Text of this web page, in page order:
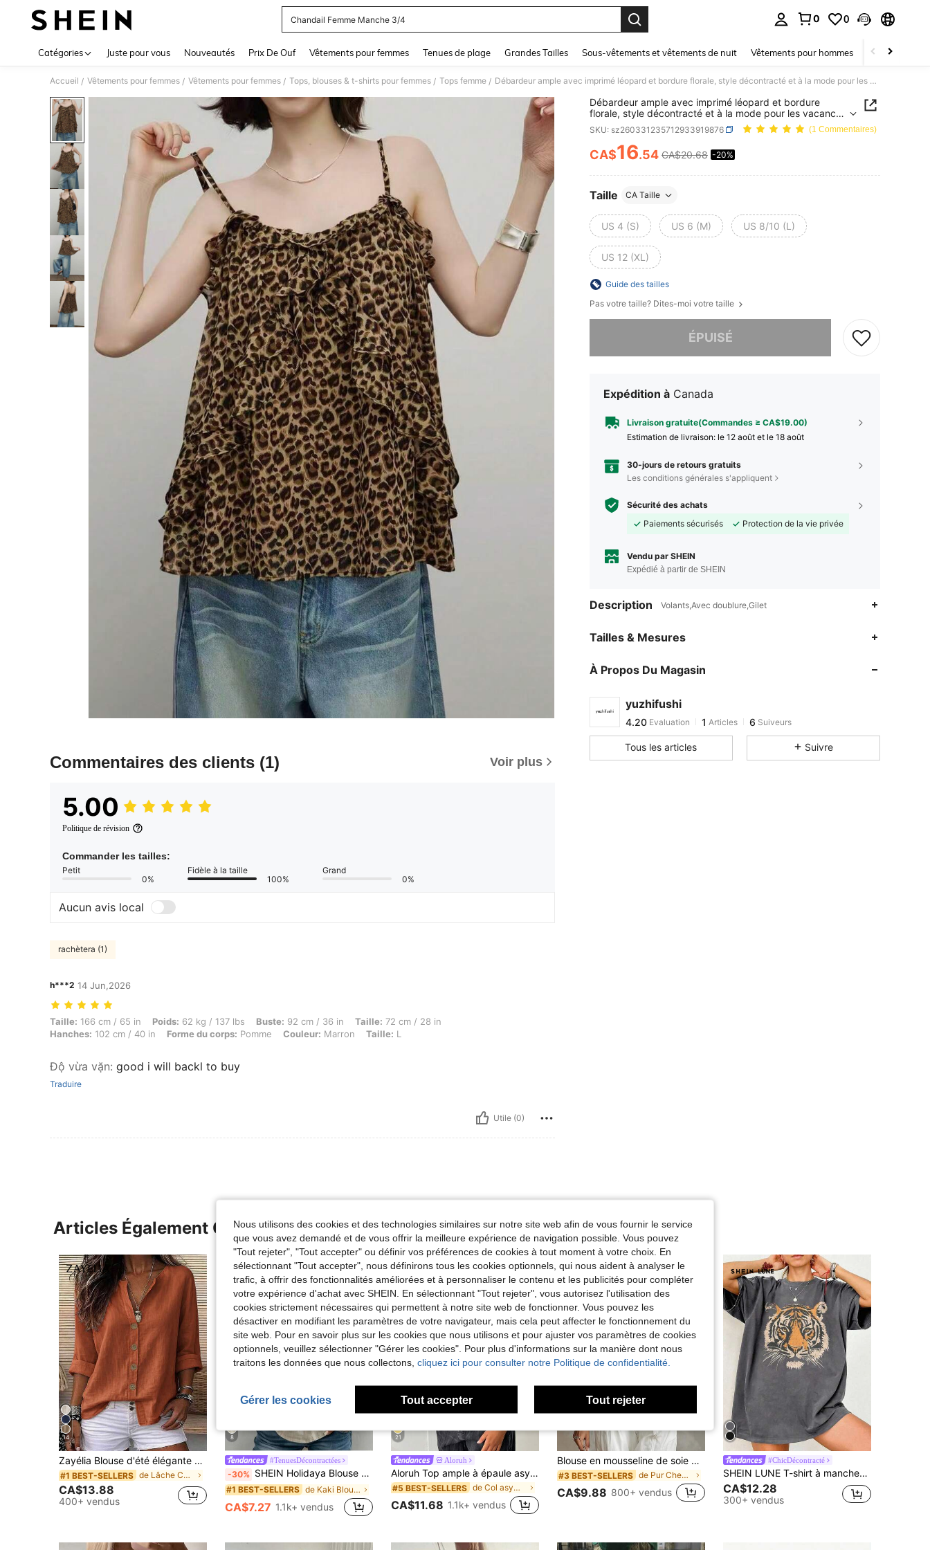
Chandail Femme Manche 3/4
0 0
Catégories Juste pour vous Nouveautés Prix De Ouf Vêtements pour femmes Tenues de plage Grandes Tailles Sous-vêtements et vêtements de nuit Vêtements pour hommes Enfants
Accueil / Vêtements pour femmes / Vêtements pour femmes / Tops, blouses & t-shirts pour femmes / Tops femme / Débardeur ample avec imprimé léopard et bordure florale, style décontracté et à la mode pour les vacances d'été pour femmes
Commentaires des clients (1) Voir plus
5.00
Politique de révision
Commander les tailles:
Petit
0%
Fidèle à la taille
100%
Grand
0%
Aucun avis local
rachètera (1)
h***2 14 Jun,2026
Taille: 166 cm / 65 in, Poids: 62 kg / 137 lbs, Buste: 92 cm / 36 in, Taille: 72 cm / 28 in, Hanches: 102 cm / 40 in, Forme du corps: Pomme, Couleur: Marron, Taille: L
Taille: 166 cm / 65 in Poids: 62 kg / 137 lbs Buste: 92 cm / 36 in Taille: 72 cm / 28 in
Hanches: 102 cm / 40 in Forme du corps: Pomme Couleur: Marron Taille: L
Độ vừa vặn: good i will backl to buy
Traduire
Utile (0)
Débardeur ample avec imprimé léopard et bordure
florale, style décontracté et à la mode pour les vacances
d'été pour femmes
SKU: sz260331235712933919876 (1 Commentaires)
PRICE AND AVAILABILITY
CA$16.54 CA$20.68 -20%
Taille CA Taille
US 4 (S) US 6 (M) US 8/10 (L)
US 12 (XL)
Guide des tailles
Pas votre taille? Dites-moi votre taille
ÉPUISÉ
Désolés, ce produit est épuisé.
Expédition à Canada
Livraison gratuite(Commandes ≥ CA$19.00)
Estimation de livraison: le 12 août et le 18 août
30-jours de retours gratuits
Les conditions générales s'appliquent
Sécurité des achats
Paiements sécurisés
Protection de la vie privée
Vendu par SHEIN
Expédié à partir de SHEIN
Description Volants,Avec doublure,Gilet
Tailles & Mesures
À Propos Du Magasin
yuzhifushi
4.20
4.20
1
4.20
M***ra suiviIl y a 1 jour
Tous les articles Suivre
Articles Également Consultés
14
Zayélia Blouse d'été élégante et simple en tissu lisse pour femme, chemise de travail
#1 BEST-SELLERS de Lâche Chemisiers pour femmes
CA$13.88
400+ vendus
8
#TenuesDécontractées
-30% SHEIN Holidaya Blouse pour femmes avec col noué en bambou, kaki, été, décontractée, élégante unique, top pour vacances, vacances et extérieur
#1 BEST-SELLERS de Kaki Blouses de bureau souples
CA$7.27 1.1k+ vendus
21
Aloruh
Aloruh Top ample à épaule asymétrique avec taille cintrée, t-shirt basique minimaliste
#5 BEST-SELLERS de Col asymétrique Hauts, chemisiers et t-shirts p
CA$11.68 1.1k+ vendus
Blouse en mousseline de soie bleue à imprimé floral bohème d'été pour femmes
#3 BEST-SELLERS de Pur Chemises quotidiennes
CA$9.88 800+ vendus
#ChicDécontracté
SHEIN LUNE T-shirt à manches courtes col rond coupe ample imprimé tigre
CA$12.28
300+ vendus
Nous utilisons des cookies et des technologies similaires sur notre site web afin de vous fournir le service
que vous avez demandé et de vous offrir la meilleure expérience de navigation possible. Vous pouvez
"Tout rejeter", "Tout accepter" ou définir vos préférences de cookies à tout moment à votre choix. En
sélectionnant "Tout accepter", nous définirons tous les cookies optionnels, qui nous aident à analyser le
trafic, à offrir des fonctionnalités améliorées et à personnaliser le contenu et les publicités pour compléter
votre expérience d'achat avec SHEIN. En sélectionnant "Tout rejeter", vous autorisez l'utilisation des
cookies strictement nécessaires qui permettent à notre site web de fonctionner. Vous pouvez les
désactiver en modifiant les paramètres de votre navigateur, mais cela peut affecter le fonctionnement du
site web. Pour en savoir plus sur les cookies que nous utilisons et pour ajuster vos paramètres de cookies
optionnels, veuillez sélectionner "Gérer les cookies". Pour plus d'informations sur la manière dont nous
traitons les données que nous collectons, cliquez ici pour consulter notre Politique de confidentialité.
Gérer les cookies Tout accepter Tout rejeter